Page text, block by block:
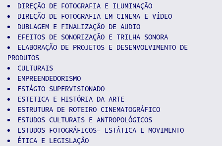
DIREÇÃO DE FOTOGRAFIA E ILUMINAÇÃO
DIREÇÃO DE FOTOGRAFIA EM CINEMA E VÍDEO
DUBLAGEM E FINALIZAÇÃO DE AUDIO
EFEITOS DE SONORIZAÇÃO E TRILHA SONORA
ELABORAÇÃO DE PROJETOS E DESENVOLVIMENTO DE
PRODUTOS
CULTURAIS
EMPREENDEDORISMO
ESTÁGIO SUPERVISIONADO
ESTETICA E HISTÓRIA DA ARTE
ESTRUTURA DE ROTEIRO CINEMATOGRÁFICO
ESTUDOS CULTURAIS E ANTROPOLÓGICOS
ESTUDOS FOTOGRÁFICOS- ESTÁTICA E MOVIMENTO
ÉTICA E LEGISLAÇÃO